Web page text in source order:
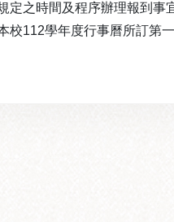
定之時間及程序辦理報到事
校112學年度行事曆所訂第